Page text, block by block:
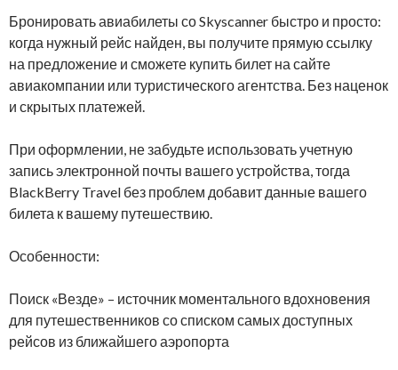
Бронировать авиабилеты со Skyscanner быстро и просто:
когда нужный рейс найден, вы получите прямую ссылку
на предложение и сможете купить билет на сайте
авиакомпании или туристического агентства. Без наценок
и скрытых платежей.
При оформлении, не забудьте использовать учетную
запись электронной почты вашего устройства, тогда
BlackBerry Travel без проблем добавит данные вашего
билета к вашему путешествию.
Особенности:
Поиск «Везде» – источник моментального вдохновения
для путешественников со списком самых доступных
рейсов из ближайшего аэропорта